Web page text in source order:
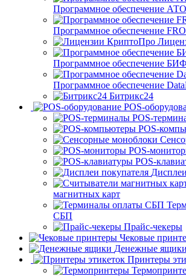
Программное обеспечение
Программное обеспечение
Программное обеспечение
Программное обеспечение
Битрикс24
POS-
POS-
POS-
POS-
POS-
магнитных карт
СБП
Прайс-чекеры
Чековые
Денежные ящики
Принтеры